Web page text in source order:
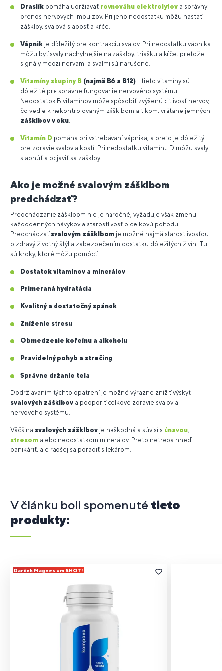
Draslík pomáha udržiavať rovnováhu elektrolytov a správny
prenos nervových impulzov. Pri jeho nedostatku môžu nastať
zášklby, svalová slabosť a kŕče.
Vápnik je dôležitý pre kontrakciu svalov. Pri nedostatku vápnika
môžu byť svaly náchylnejšie na zášklby, triašku a kŕče, pretože
signály medzi nervami a svalmi sú narušené.
Vitamíny skupiny B (najmä B6 a B12) - tieto vitamíny sú
dôležité pre správne fungovanie nervového systému.
Nedostatok B vitamínov môže spôsobiť zvýšenú citlivosť nervov,
čo vedie k nekontrolovaným zášklbom a tikom, vrátane jemných
zášklbov v oku.
Vitamín D pomáha pri vstrebávaní vápnika, a preto je dôležitý
pre zdravie svalov a kostí. Pri nedostatku vitamínu D môžu svaly
slabnúť a objaviť sa zášklby.
Ako je možné svalovým zášklbom
predchádzať?
Predchádzanie zášklbom nie je náročné, vyžaduje však zmenu
každodenných návykov a starostlivosť o celkovú pohodu.
Predchádzať svalovým zášklbom je možné najmä starostlivosťou
o zdravý životný štýl a zabezpečením dostatku dôležitých živín. Tu
sú kroky, ktoré môžu pomôcť:
Dostatok vitamínov a minerálov
Primeraná hydratácia
Kvalitný a dostatočný spánok
Zníženie stresu
Obmedzenie kofeínu a alkoholu
Pravidelný pohyb a strečing
Správne držanie tela
Dodržiavaním týchto opatrení je možné výrazne znížiť výskyt
svalových zášklbov a podporiť celkové zdravie svalov a
nervového systému.
Väčšina svalových zášklbov je neškodná a súvisí s únavou,
stresom alebo nedostatkom minerálov. Preto netreba hneď
panikáriť, ale radšej sa poradiť s lekárom.
V článku boli spomenuté tieto
produkty:
Darček Magnesium SHOT!